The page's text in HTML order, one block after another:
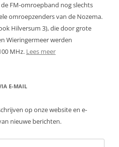
FM-omroepband nog slechts
omroepzenders van de Nozema.
Hilversum 3), die door grote
Wieringermeer werden
MHz. Lees meer
E-MAIL
op onze website en e-
nieuwe berichten.